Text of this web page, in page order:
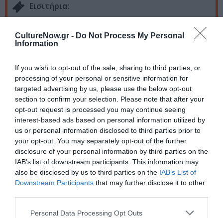
CultureNow.gr - Do Not Process My Personal
Information
If you wish to opt-out of the sale, sharing to third parties, or
processing of your personal or sensitive information for
targeted advertising by us, please use the below opt-out
section to confirm your selection. Please note that after your
opt-out request is processed you may continue seeing
interest-based ads based on personal information utilized by
us or personal information disclosed to third parties prior to
your opt-out. You may separately opt-out of the further
disclosure of your personal information by third parties on the
IAB’s list of downstream participants. This information may
also be disclosed by us to third parties on the IAB’s List of
Downstream Participants that may further disclose it to other
Personal Data Processing Opt Outs
Eισιτήρια:
Πληροφορίες / Κρατήσεις:
Ακολουθήστε το Culturenow.gr στο Google News
μάθετε πρώτοι όλες τις ειδήσεις
Δείτε όλα τατελευταία νέαγια την Τέχνη και τον
Πολιτισμό στοCulturenow.gr
Νέοι Διαγωνισμοί❯
Tags